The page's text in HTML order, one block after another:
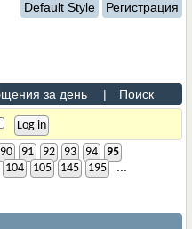
Default Style Регистрация
за день | Поиск
90 91 92 93 94
95
104 105 145 195